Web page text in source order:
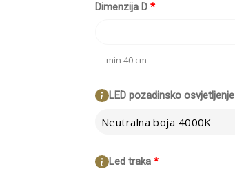
*
Dimenzija D
min 40 cm
LED pozadinsko osvjetljenje
Neutralna boja 4000K
*
Led traka